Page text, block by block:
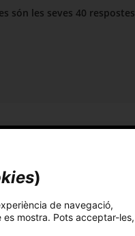
són les seves 40 respostes
)
de navegació,
mostra. Pots acceptar-les,